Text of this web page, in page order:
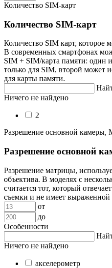
Количество SIM-карт
Количество SIM-карт
Количество SIM карт, которое
В современных смартфонах
SIM + SIM/карта памяти: один
только для SIM, второй может
для карты памяти.
Ничего не найдено
2
Разрешение основной камеры,
Разрешение основной
Разрешение матрицы,
объектива. В моделях с
считается тот, который
съемки и не имеет выраженной
от
до
Особенности
Ничего не найдено
акселерометр